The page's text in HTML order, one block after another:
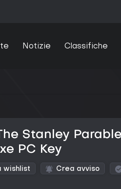
Notizie Classifiche
Stanley
PC Key
wishlist Crea avviso